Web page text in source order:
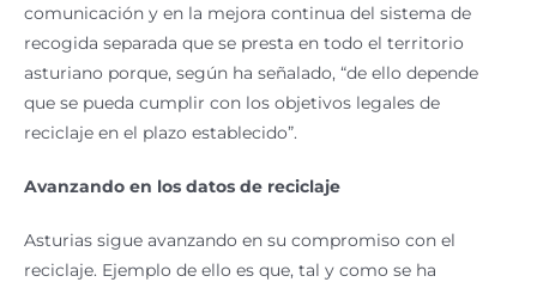
comunicación y en la mejora continua del sistema de
recogida separada que se presta en todo el territorio
asturiano porque, según ha señalado, “de ello depende
que se pueda cumplir con los objetivos legales de
reciclaje en el plazo establecido”.
Avanzando en los datos de reciclaje
Asturias sigue avanzando en su compromiso con el
reciclaje. Ejemplo de ello es que, tal y como se ha